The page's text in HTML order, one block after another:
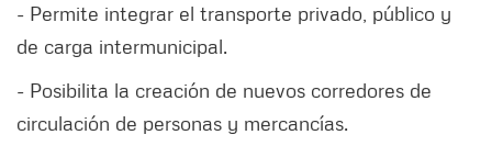
- Permite integrar el transporte privado, público y
de carga intermunicipal.
- Posibilita la creación de nuevos corredores de
circulación de personas y mercancías.